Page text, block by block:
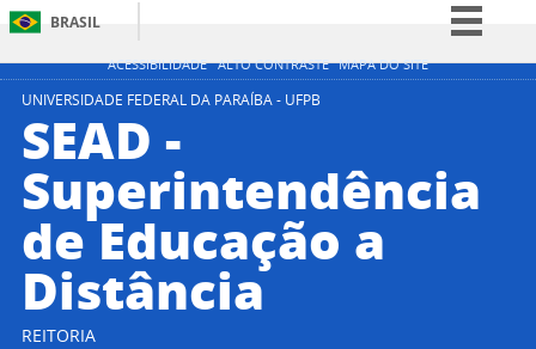
ACESSIBILIDADE ALTO CONTRASTE MAPA DO SITE
BRASIL
Simplifique!
Acesso à informação
Legislação
Canais
UNIVERSIDADE FEDERAL DA PARAÍBA - UFPB
SEAD -
Superintendência
de Educação a
Distância
REITORIA